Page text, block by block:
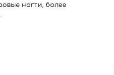
ногти, более